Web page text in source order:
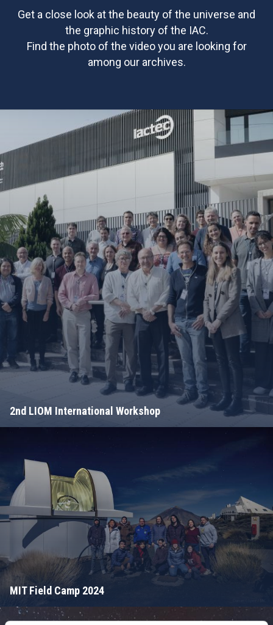
Get a close look at the beauty of the universe and
the graphic history of the IAC.
Find the photo of the video you are looking for
among our archives.
2nd LIOM International Workshop
MIT Field Camp 2024